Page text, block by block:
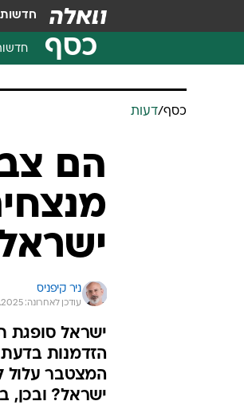
חדשות
כסף
כסף/דעות
הם
ניר קיפניס
עודכן לאחרונה: 27.8.2025 / 8:40
ישראל סופגת
הזדמנות
המצטבר עלול
ישראל? ובכן,